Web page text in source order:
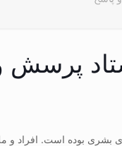
پرسش
بشری بوده است. افراد و